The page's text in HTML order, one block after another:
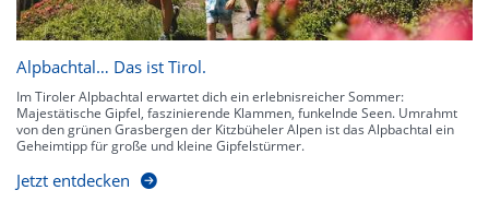
Alpbachtal… Das ist Tirol.
Im Tiroler Alpbachtal erwartet dich ein erlebnisreicher Sommer:
Majestätische Gipfel, faszinierende Klammen, funkelnde Seen. Umrahmt
von den grünen Grasbergen der Kitzbüheler Alpen ist das Alpbachtal ein
Geheimtipp für große und kleine Gipfelstürmer.
Jetzt entdecken